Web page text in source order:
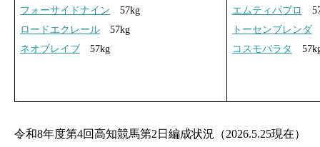
フォーサイドナイン 57kg
ロードエクレール57kg
ネオブレイブ 57kg
エムティパブロ
トーセンブレンダ
コスモバラタ
令和8年度第4回高知競馬第2日編成状況（2026.5.25現在）